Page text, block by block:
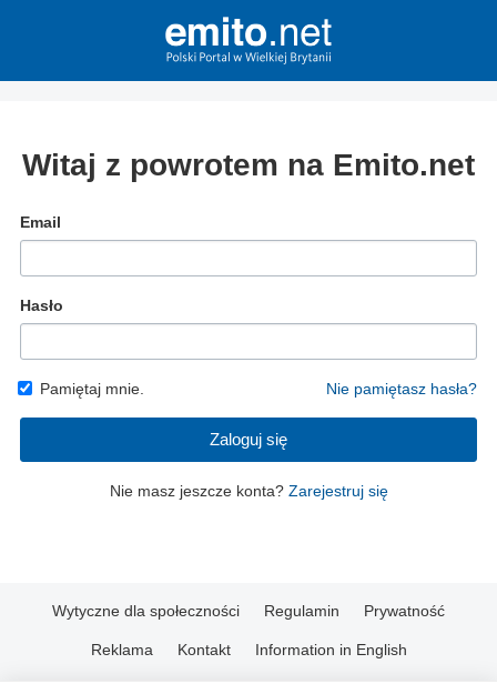
Witaj z powrotem na Emito.net
Email
Hasło
Pamiętaj mnie. Nie pamiętasz hasła?
Zaloguj się
Nie masz jeszcze konta? Zarejestruj się
Wytyczne dla społeczności Regulamin Prywatność
Reklama Kontakt Information in English